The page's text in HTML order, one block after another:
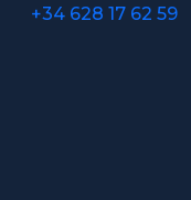
+34 628 17 62 59